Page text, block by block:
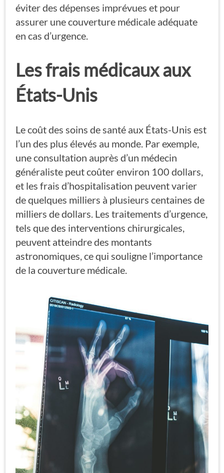
éviter des dépenses imprévues et pour
assurer une couverture médicale adéquate
en cas d’urgence.
Les frais médicaux aux
États-Unis
Le coût des soins de santé aux États-Unis est
l’un des plus élevés au monde. Par exemple,
une consultation auprès d’un médecin
généraliste peut coûter environ 100 dollars,
et les frais d’hospitalisation peuvent varier
de quelques milliers à plusieurs centaines de
milliers de dollars. Les traitements d’urgence,
tels que des interventions chirurgicales,
peuvent atteindre des montants
astronomiques, ce qui souligne l’importance
de la couverture médicale.